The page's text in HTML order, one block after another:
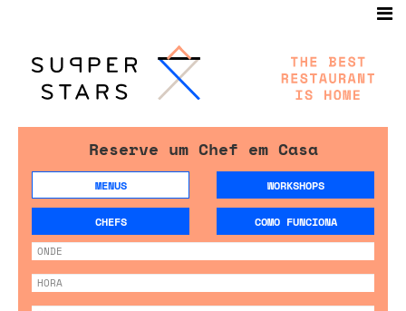
Reserve um Chef em Casa
MENUS WORKSHOPS
CHEFS COMO FUNCIONA